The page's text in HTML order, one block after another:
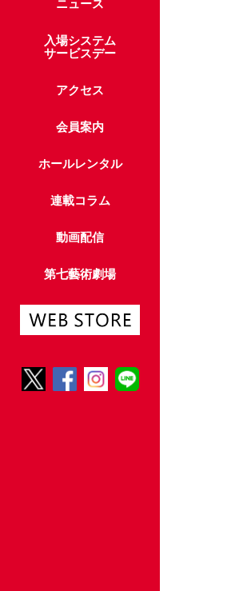
ニュース
入場システム
サービスデー
アクセス
会員案内
ホールレンタル
連載コラム
動画配信
第七藝術劇場